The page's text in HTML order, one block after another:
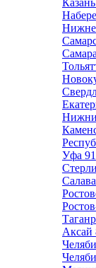
Казань
Самара
Уфа 91
Аксай